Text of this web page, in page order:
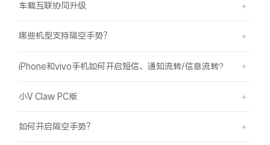
车载互联协同升级
哪些机型支持隔空手势？
iPhone和vivo手机如何开启短信、通知流转/信息流转?
小V Claw PC版
如何开启隔空手势？